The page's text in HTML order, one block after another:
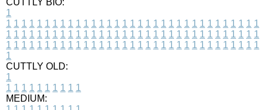
1
1 1 1 1 1 1 1 1 1 1 1 1 1 1 1 1 1 1 1 1 1 1 1 1 1 1 1 1 1 1 1 1 1
1 1 1 1 1 1 1 1 1 1 1 1 1 1 1 1 1 1 1 1 1 1 1 1 1 1 1 1 1 1 1 1 1
1 1 1 1 1 1 1 1 1 1 1 1 1 1 1 1 1 1 1 1 1 1 1 1 1 1 1 1 1 1 1 1 1
1
CUTTLY OLD:
1
1 1 1 1 1 1 1 1 1 1
MEDIUM: